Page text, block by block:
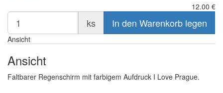
12.00 €
ks In den Warenkorb legen
Ansicht
Ansicht
Faltbarer Regenschirm mit farbigem Aufdruck I Love Prague.